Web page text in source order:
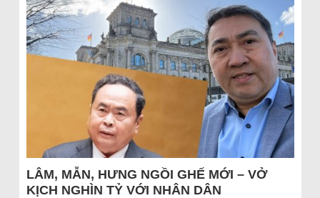
LÂM, MẪN, HƯNG NGỒI GHẾ MỚI – VỞ
KỊCH NGHÌN TỶ VỚI NHÂN DÂN